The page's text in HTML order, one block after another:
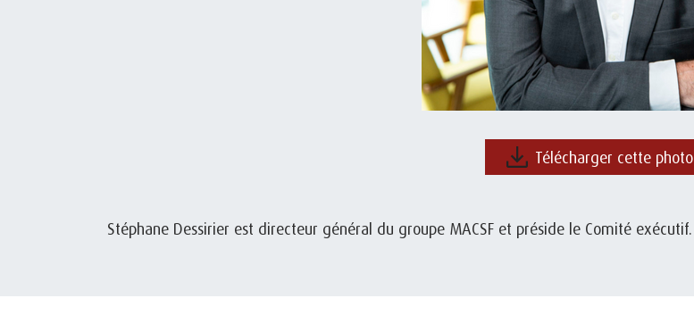
Télécharger cette photo
Stéphane Dessirier est directeur général du groupe MACSF et préside le Comité exécutif.